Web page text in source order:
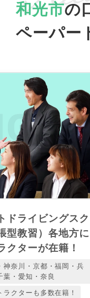
和光市の
ペーパー
ドライビングスク
型教習）各地方に
クターが在籍！
神奈川・京都・福岡・兵
葉・愛知・奈良
クターも多数在籍！